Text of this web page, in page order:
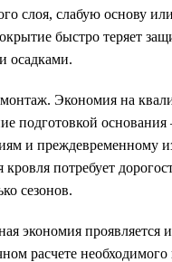
слоя, слабую основу
быстро теряет
осадками.
Экономия на
подготовкой основания
и преждевременному
кровля потребует
сезонов.
экономия проявляется
расчете необходимого